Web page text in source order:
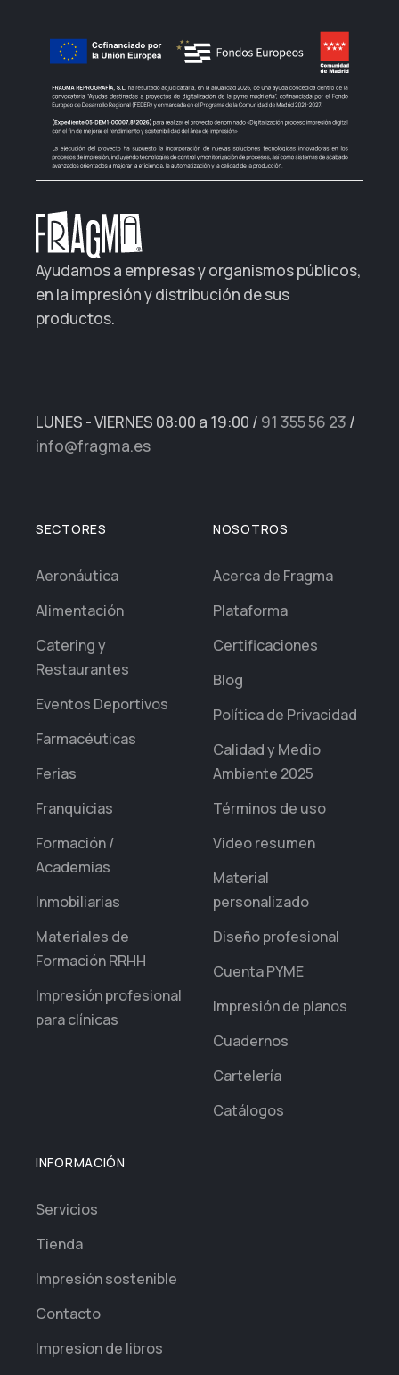
Ayudamos a empresas y organismos públicos,
en la impresión y distribución de sus
productos.
LUNES - VIERNES 08:00 a 19:00 / 91 355 56 23 /
info@fragma.es
SECTORES
Aeronáutica
Alimentación
Catering y
Restaurantes
Eventos Deportivos
Farmacéuticas
Ferias
Franquicias
Formación /
Academias
Inmobiliarias
Materiales de
Formación RRHH
Impresión profesional
para clínicas
NOSOTROS
Acerca de Fragma
Plataforma
Certificaciones
Blog
Política de Privacidad
Calidad y Medio
Ambiente 2025
Términos de uso
Video resumen
Material
personalizado
Diseño profesional
Cuenta PYME
Impresión de planos
Cuadernos
Cartelería
Catálogos
INFORMACIÓN
Servicios
Tienda
Impresión sostenible
Contacto
Impresion de libros